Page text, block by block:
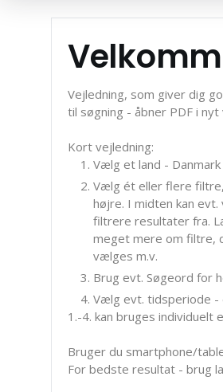
Vejledning, som giver dig
til søgning - åbner PDF i nyt
Kort vejledning:
Vælg et land -
Vælg ét eller flere
højre. I midten kan
filtrere resultater fra.
meget mere om filtre,
vælges m.v.
Brug evt. Søgeord for
Vælg evt. tidsperiode -
1.-4. kan bruges individuelt
Bruger du smartphone/
For bedste resultat - brug